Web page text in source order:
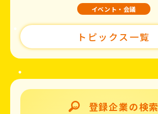
イベント・会議
トピックス一覧
登録企業の検索